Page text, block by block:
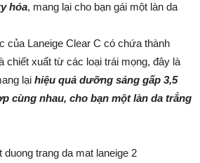
hóa, mang lại cho bạn gái một làn da
của Laneige Clear C có chứa thành
chiết xuất từ các loại trái mọng, đây là
lại hiệu quả dưỡng sáng gấp 3,5
cùng nhau, cho bạn một làn da trắng